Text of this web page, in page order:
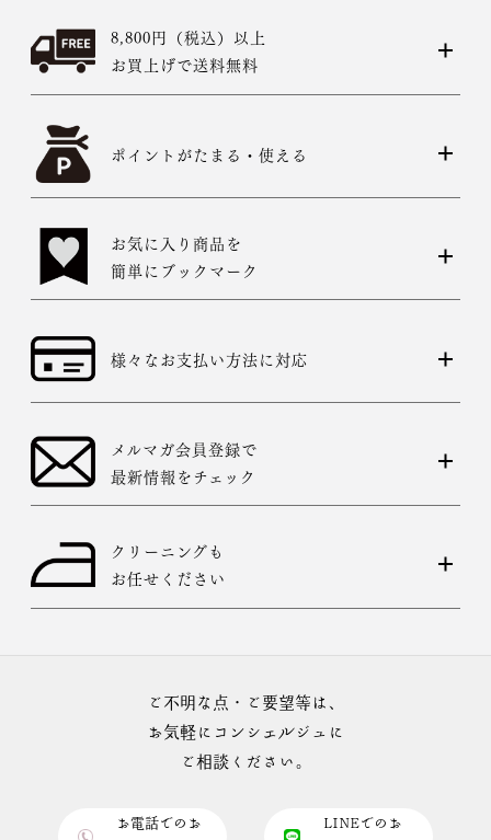
8,800円（税込）以上
お買上げで送料無料
ポイントがたまる・使える
お気に入り商品を
簡単にブックマーク
様々なお支払い方法に対応
メルマガ会員登録で
最新情報をチェック
クリーニングも
お任せください
ご不明な点・ご要望等は、
お気軽にコンシェルジュに
ご相談ください。
お電話でのお
LINEでのお